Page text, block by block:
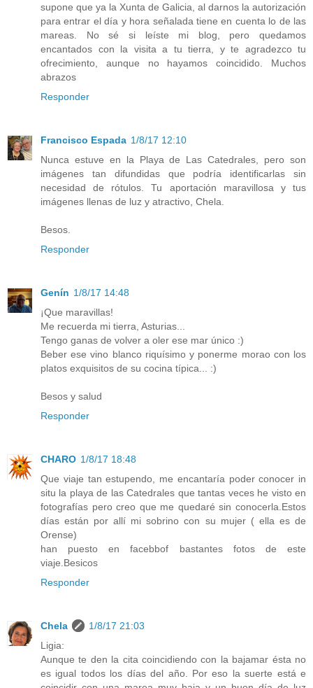
supone que ya la Xunta de Galicia, al darnos la autorización
para entrar el día y hora señalada tiene en cuenta lo de las
mareas. No sé si leíste mi blog, pero quedamos
encantados con la visita a tu tierra, y te agradezco tu
ofrecimiento, aunque no hayamos coincidido. Muchos
abrazos
Responder
Francisco Espada 1/8/17 12:10
Nunca estuve en la Playa de Las Catedrales, pero son
imágenes tan difundidas que podría identificarlas sin
necesidad de rótulos. Tu aportación maravillosa y tus
imágenes llenas de luz y atractivo, Chela.
Besos.
Responder
Genín 1/8/17 14:48
¡Que maravillas!
Me recuerda mi tierra, Asturias...
Tengo ganas de volver a oler ese mar único :)
Beber ese vino blanco riquísimo y ponerme morao con los
platos exquisitos de su cocina típica... :)
Besos y salud
Responder
CHARO 1/8/17 18:48
Que viaje tan estupendo, me encantaría poder conocer in
situ la playa de las Catedrales que tantas veces he visto en
fotografías pero creo que me quedaré sin conocerla.Estos
días están por allí mi sobrino con su mujer ( ella es de
Orense)
han puesto en facebbof bastantes fotos de este
viaje.Besicos
Responder
Chela
1/8/17 21:03
Ligia:
Aunque te den la cita coincidiendo con la bajamar ésta no
es igual todos los días del año. Por eso la suerte está e